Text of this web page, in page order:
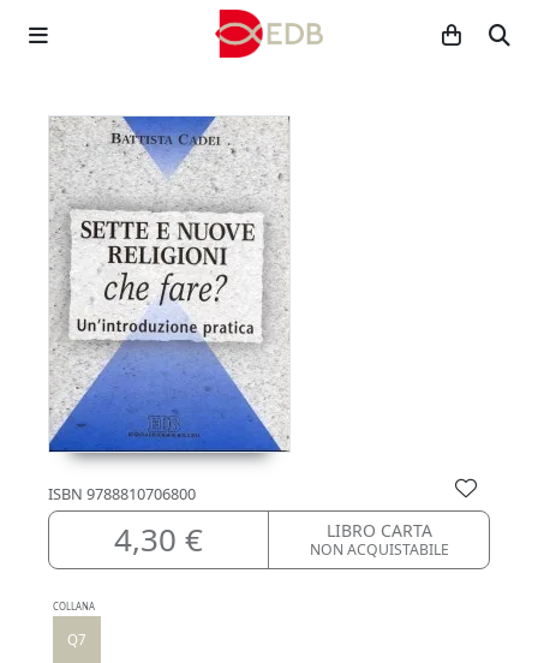
ISBN 9788810706800
4,30 € LIBRO CARTA
NON ACQUISTABILE
COLLANA
Q7